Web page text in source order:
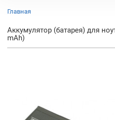
Главная
Аккумулятор (батарея) для
mAh)